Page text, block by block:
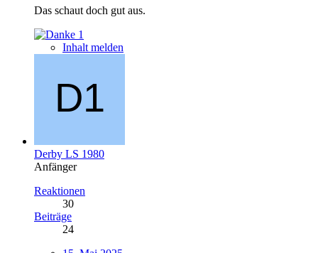
Das schaut doch gut aus.
1
Inhalt melden
Derby LS 1980
Anfänger
Reaktionen
30
Beiträge
24